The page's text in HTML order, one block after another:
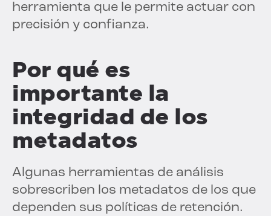
herramienta que le permite actuar con
precisión y confianza.
Por qué es
importante la
integridad de los
metadatos
Algunas herramientas de análisis
sobrescriben los metadatos de los que
dependen sus políticas de retención.